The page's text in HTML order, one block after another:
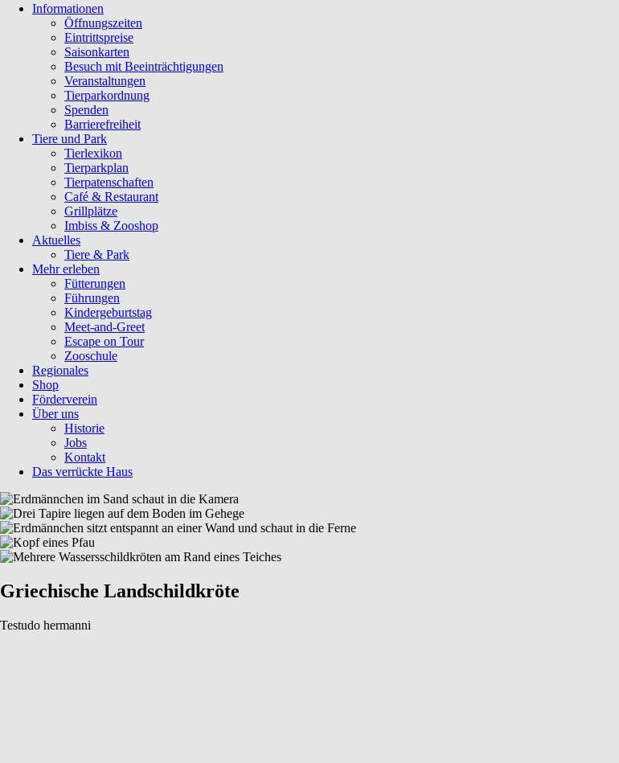
Navigation
überspringen
Informationen
Öffnungszeiten
Eintrittspreise
Saisonkarten
Besuch mit Beeinträchtigungen
Veranstaltungen
Tierparkordnung
Spenden
Barrierefreiheit
Tiere und Park
Tierlexikon
Tierparkplan
Tierpatenschaften
Café & Restaurant
Grillplätze
Imbiss & Zooshop
Aktuelles
Tiere & Park
Mehr erleben
Fütterungen
Führungen
Kindergeburtstag
Meet-and-Greet
Escape on Tour
Zooschule
Regionales
Shop
Förderverein
Über uns
Historie
Jobs
Kontakt
Das verrückte Haus
Griechische Landschildkröte
Testudo hermanni